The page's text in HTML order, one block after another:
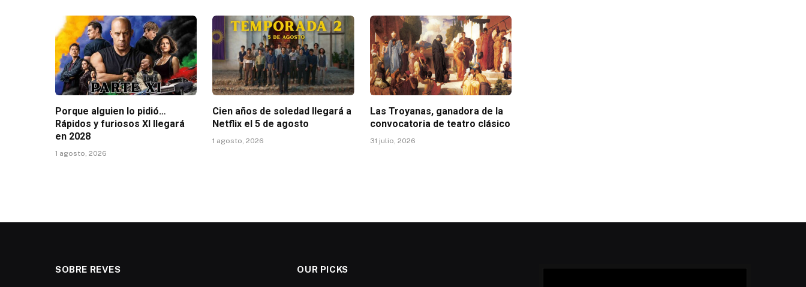
Porque alguien lo pidió…
Rápidos y furiosos XI llegará
en 2028
1 agosto, 2026
Cien años de soledad llegará a
Netflix el 5 de agosto
1 agosto, 2026
Las Troyanas, ganadora de la
convocatoria de teatro clásico
31 julio, 2026
SOBRE REVES OUR PICKS